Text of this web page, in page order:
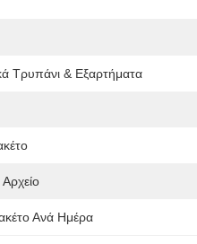
Τρυπάνι & Εξαρτήματα
Ανά Ημέρα